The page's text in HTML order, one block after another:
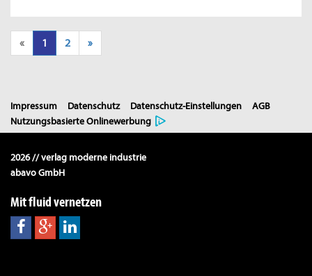
« 1 2 »
Impressum Datenschutz Datenschutz-Einstellungen
AGB
Nutzungsbasierte Onlinewerbung
2026 // verlag moderne industrie
abavo GmbH
Mit fluid vernetzen